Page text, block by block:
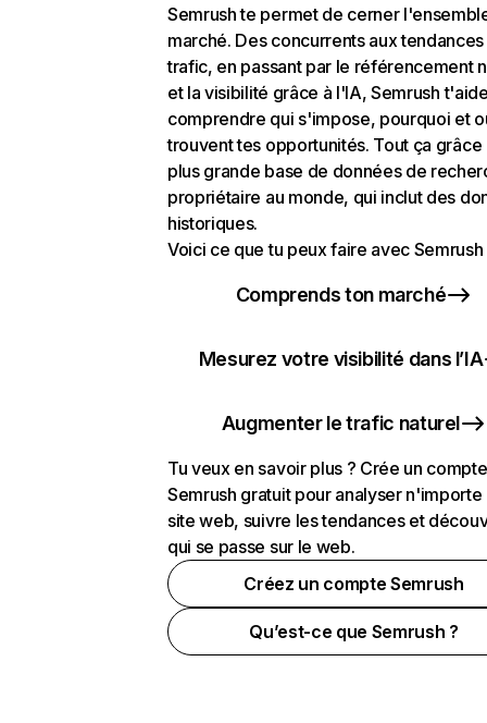
Semrush te permet de cerner
marché. Des concurrents aux
trafic, en passant par le référencement
et la visibilité grâce à l'IA, Semrush
comprendre qui s'impose, pourquoi et
trouvent tes opportunités. Tout ça grâce
plus grande base de données de
propriétaire au monde, qui inclut des
historiques.
Voici ce que tu peux faire avec Semrush
Comprends ton marché
Mesurez votre visibilité dans l’IA
Augmenter le trafic naturel
Tu veux en savoir plus ? Crée un compte
Semrush gratuit pour analyser n'importe
site web, suivre les tendances et
qui se passe sur le web.
Créez un compte Semrush
Qu’est-ce que Semrush ?